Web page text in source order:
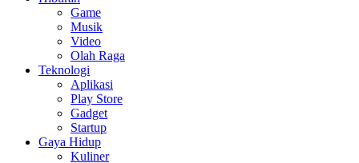
Game
Musik
Video
Olah Raga
Teknologi
Aplikasi
Play Store
Gadget
Startup
Gaya Hidup
Kuliner